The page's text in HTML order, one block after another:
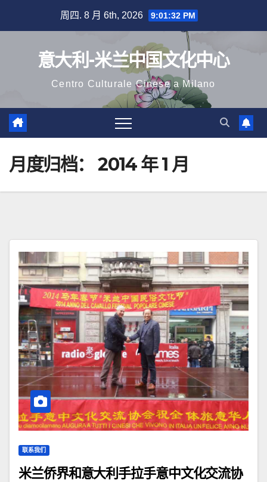
周四. 8 月 6th, 2026 9:01:32 PM
意大利-米兰中国文化中心
Centro Culturale Cinese a Milano
月度归档： 2014 年 1 月
联系我们
米兰侨界和意大利手拉手意中文化交流协